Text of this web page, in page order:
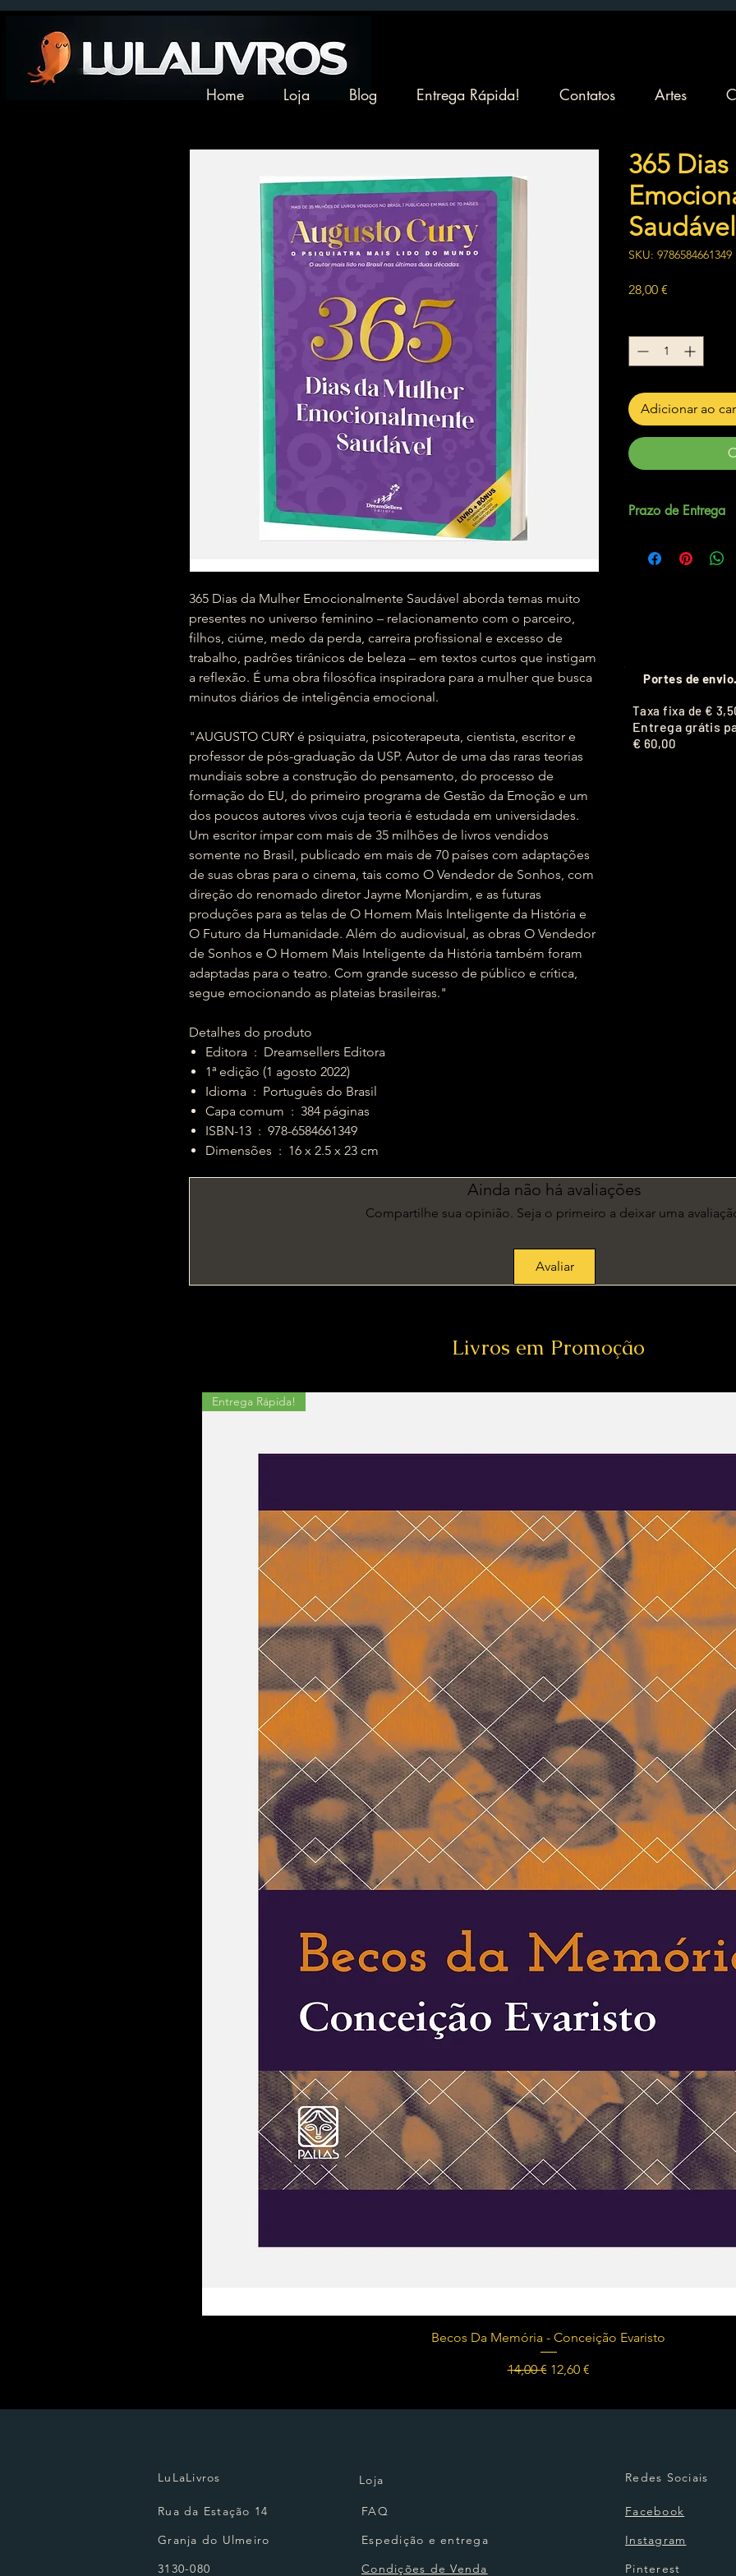
Home Loja Blog Entrega Rápida! Contatos Artes
365 Dias da Mulher Emocionalmente Saudável aborda temas muito
presentes no universo feminino – relacionamento com o parceiro,
filhos, ciúme, medo da perda, carreira profissional e excesso de
trabalho, padrões tirânicos de beleza – em textos curtos que instigam
a reflexão. É uma obra filosófica inspiradora para a mulher que busca
minutos diários de inteligência emocional.
"AUGUSTO CURY é psiquiatra, psicoterapeuta, cientista, escritor e
professor de pós-graduação da USP. Autor de uma das raras teorias
mundiais sobre a construção do pensamento, do processo de
formação do EU, do primeiro programa de Gestão da Emoção e um
dos poucos autores vivos cuja teoria é estudada em universidades.
Um escritor ímpar com mais de 35 milhões de livros vendidos
somente no Brasil, publicado em mais de 70 países com adaptações
de suas obras para o cinema, tais como O Vendedor de Sonhos, com
direção do renomado diretor Jayme Monjardim, e as futuras
produções para as telas de O Homem Mais Inteligente da História e
O Futuro da Humanidade. Além do audiovisual, as obras O Vendedor
de Sonhos e O Homem Mais Inteligente da História também foram
adaptadas para o teatro. Com grande sucesso de público e crítica,
segue emocionando as plateias brasileiras."
Detalhes do produto
Editora ‏ : ‎ Dreamsellers Editora
1ª edição (1 agosto 2022)
Idioma ‏ : ‎ Português do Brasil
Capa comum ‏ : ‎ 384 páginas
ISBN-13 ‏ : ‎ 978-6584661349
Dimensões ‏ : ‎ 16 x 2.5 x 23 cm
365
SKU: 9786584661349
28,00 €
Adicionar ao
Prazo de Entrega
Ainda não há avaliações
Compartilhe sua opinião. Seja o primeiro a deixar uma
Avaliar
Portes de envio.
Taxa fixa de €
Entrega grátis
€ 60,00
Livros em Promoção
Visualização rápida
Entrega Rápida!
Becos Da Memória - Conceição Evaristo
Preço normal
14,00 € Preço promocional
12,60 €
LuLaLivros Loja
Rua da Estação 14
Granja do Ulmeiro
3130-080
FAQ
Espedição e entrega
Condições de Venda
Redes Sociais
Facebook
Instagram
Pinterest